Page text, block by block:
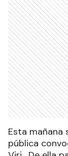
Esta mañana
pública